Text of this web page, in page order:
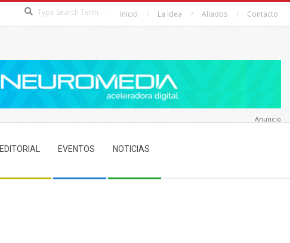
Inicio La idea Aliados Contacto
EDITORIAL EVENTOS NOTICIAS
Anuncio